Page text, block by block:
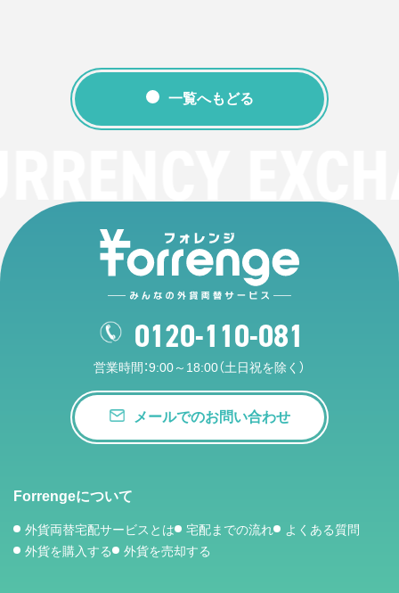
一覧へもどる
0120-110-081
営業時間：9:00～18:00（土日祝を除く）
メールでのお問い合わせ
Forrengeについて
外貨両替宅配サービスとは 宅配までの流れ
よくある質問
外貨を購入する
外貨を売却する